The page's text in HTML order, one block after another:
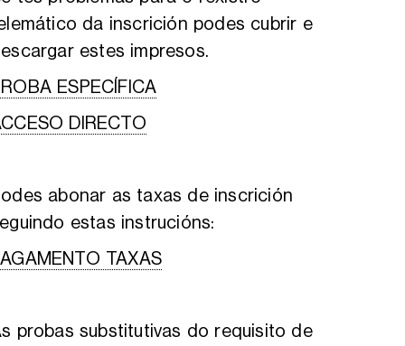
da inscrición podes cubrir e
estes impresos.
ESPECÍFICA
DIRECTO
abonar as taxas de inscrición
estas instrucións:
TAXAS
probas substitutivas do requisito de